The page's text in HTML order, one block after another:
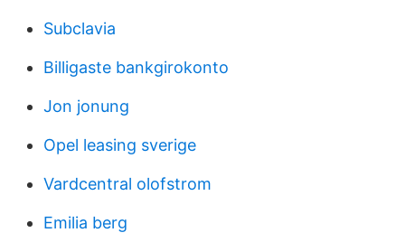
Subclavia
Billigaste bankgirokonto
Jon jonung
Opel leasing sverige
Vardcentral olofstrom
Emilia berg